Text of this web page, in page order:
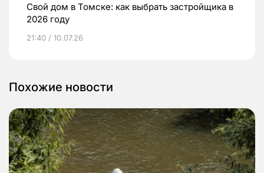
Свой дом в Томске: как выбрать застройщика в
2026 году
21:40 / 10.07.26
Похожие новости